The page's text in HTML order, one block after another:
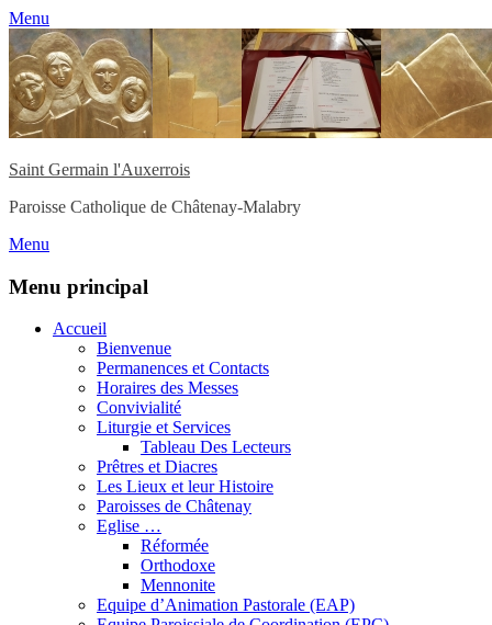
Menu
Saint Germain l'Auxerrois
Paroisse Catholique de Châtenay-Malabry
Menu
Menu principal
Aller
Accueil
Bienvenue
Permanences et Contacts
Horaires des Messes
Convivialité
Liturgie et Services
Tableau Des Lecteurs
Prêtres et Diacres
Les Lieux et leur Histoire
Paroisses de Châtenay
Eglise …
Réformée
Orthodoxe
Mennonite
Equipe d’Animation Pastorale (EAP)